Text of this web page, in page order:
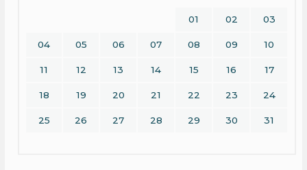
01 02 03
04 05 06 07 08 09 10
11 12 13 14 15 16 17
18 19 20 21 22 23 24
25 26 27 28 29 30 31